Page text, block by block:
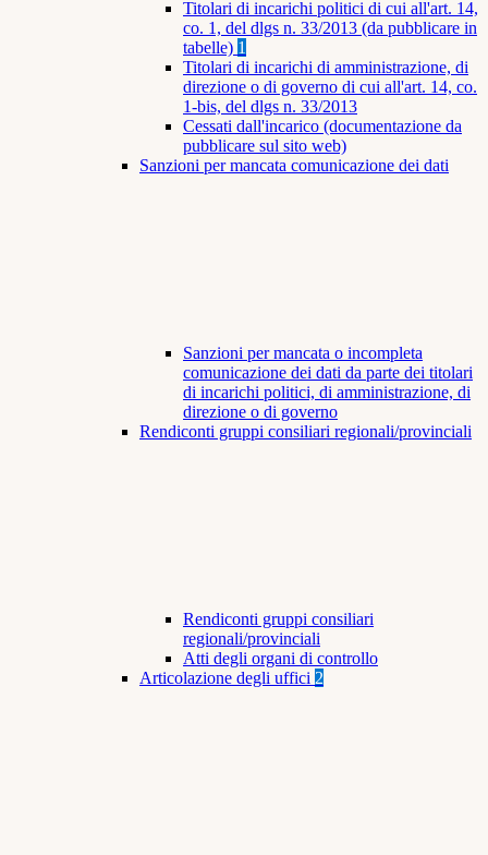
Titolari di incarichi politici di cui all'art. 14,
co. 1, del dlgs n. 33/2013 (da pubblicare in
tabelle) 1
Titolari di incarichi di amministrazione, di
direzione o di governo di cui all'art. 14, co.
1-bis, del dlgs n. 33/2013
Cessati dall'incarico (documentazione da
pubblicare sul sito web)
Sanzioni per mancata comunicazione dei dati
Sanzioni per mancata o incompleta
comunicazione dei dati da parte dei titolari
di incarichi politici, di amministrazione, di
direzione o di governo
Rendiconti gruppi consiliari regionali/provinciali
Rendiconti gruppi consiliari
regionali/provinciali
Atti degli organi di controllo
Articolazione degli uffici 2